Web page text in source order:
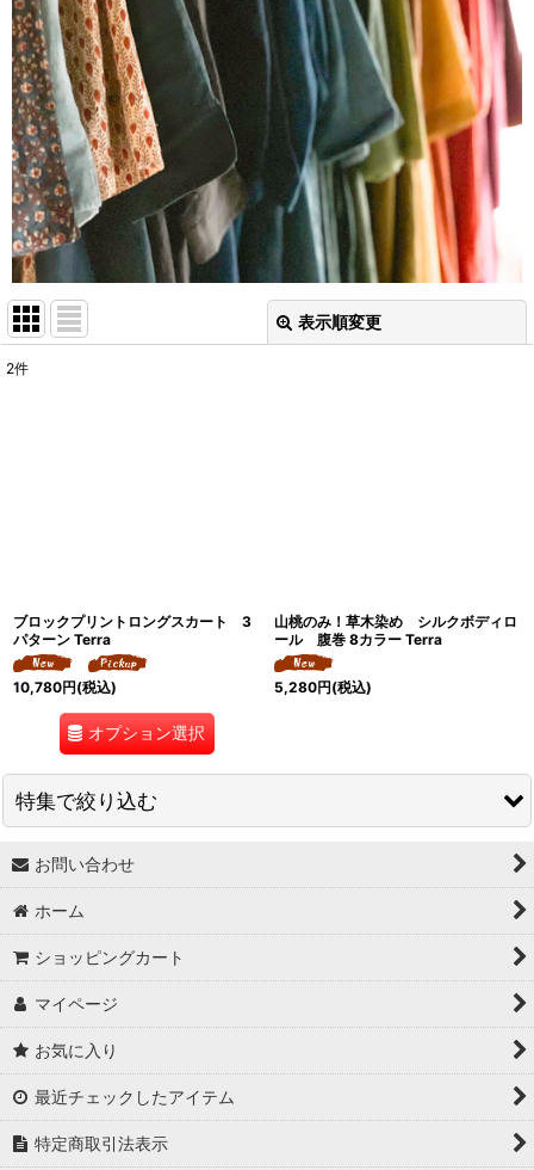
表示順変更
2件
ブロックプリントロングスカート 3
パターン Terra
10,780円(税込)
オプション選択
山桃のみ！草木染め シルクボディロ
ール 腹巻 8カラー Terra
5,280円(税込)
特集で絞り込む
↓ 特集 ↓
★最大６０％OFF SALE★
★BODYコレクション！
★Ethical Life Goods:エシカルライフ商品
★Original Select
お問い合わせ
ホーム
ショッピングカート
マイページ
お気に入り
最近チェックしたアイテム
特定商取引法表示